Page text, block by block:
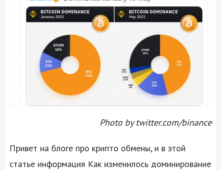
Photo by twitter.com/binance
Привет на блоге про крипто обмены, и в этой
статье информация Как изменилось доминирование